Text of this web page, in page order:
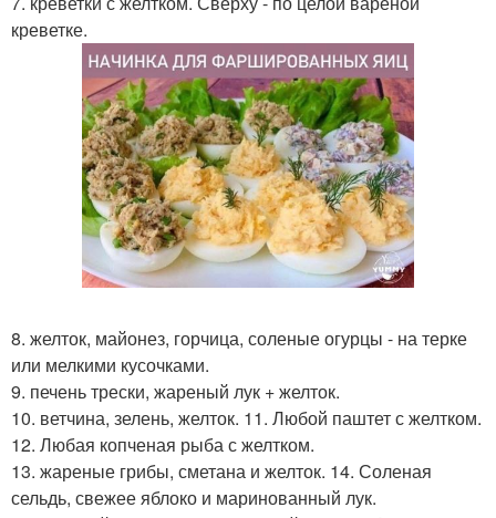
креветке.
8. желток, майонез, горчица, соленые огурцы - на терке
или мелкими кусочками.
9. печень трески, жареный лук + желток.
10. ветчина, зелень, желток. 11. Любой паштет с желтком.
12. Любая копченая рыба с желтком.
13. жареные грибы, сметана и желток. 14. Соленая
сельдь, свежее яблоко и маринованный лук.